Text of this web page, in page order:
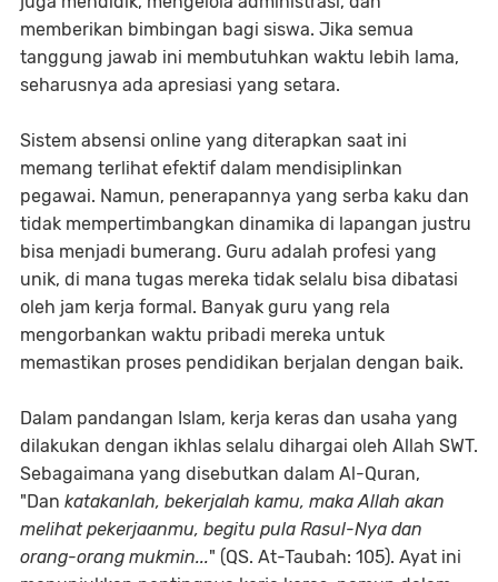
memberikan bimbingan bagi siswa. Jika semua
tanggung jawab ini membutuhkan waktu lebih lama,
seharusnya ada apresiasi yang setara.
Sistem absensi online yang diterapkan saat ini
memang terlihat efektif dalam mendisiplinkan
pegawai. Namun, penerapannya yang serba kaku dan
tidak mempertimbangkan dinamika di lapangan justru
bisa menjadi bumerang. Guru adalah profesi yang
unik, di mana tugas mereka tidak selalu bisa dibatasi
oleh jam kerja formal. Banyak guru yang rela
mengorbankan waktu pribadi mereka untuk
memastikan proses pendidikan berjalan dengan baik.
Dalam pandangan Islam, kerja keras dan usaha yang
dilakukan dengan ikhlas selalu dihargai oleh Allah SWT.
Sebagaimana yang disebutkan dalam Al-Quran,
"Dan katakanlah, bekerjalah kamu, maka Allah akan
melihat pekerjaanmu, begitu pula Rasul-Nya dan
orang-orang mukmin..." (QS. At-Taubah: 105). Ayat ini